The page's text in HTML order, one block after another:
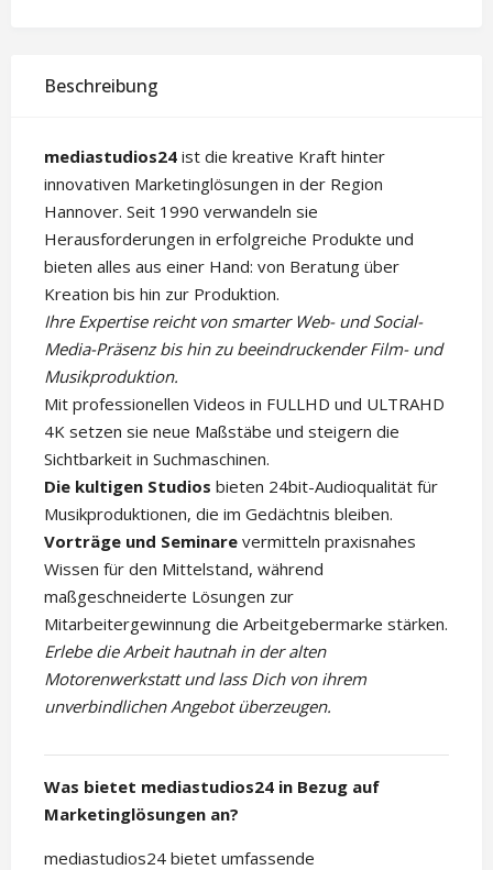
Beschreibung
mediastudios24 ist die kreative Kraft hinter
innovativen Marketinglösungen in der Region
Hannover. Seit 1990 verwandeln sie
Herausforderungen in erfolgreiche Produkte und
bieten alles aus einer Hand: von Beratung über
Kreation bis hin zur Produktion.
Ihre Expertise reicht von smarter Web- und Social-
Media-Präsenz bis hin zu beeindruckender Film- und
Musikproduktion.
Mit professionellen Videos in FULLHD und ULTRAHD
4K setzen sie neue Maßstäbe und steigern die
Sichtbarkeit in Suchmaschinen.
Die kultigen Studios bieten 24bit-Audioqualität für
Musikproduktionen, die im Gedächtnis bleiben.
Vorträge und Seminare vermitteln praxisnahes
Wissen für den Mittelstand, während
maßgeschneiderte Lösungen zur
Mitarbeitergewinnung die Arbeitgebermarke stärken.
Erlebe die Arbeit hautnah in der alten
Motorenwerkstatt und lass Dich von ihrem
unverbindlichen Angebot überzeugen.
Was bietet mediastudios24 in Bezug auf
Marketinglösungen an?
mediastudios24 bietet umfassende